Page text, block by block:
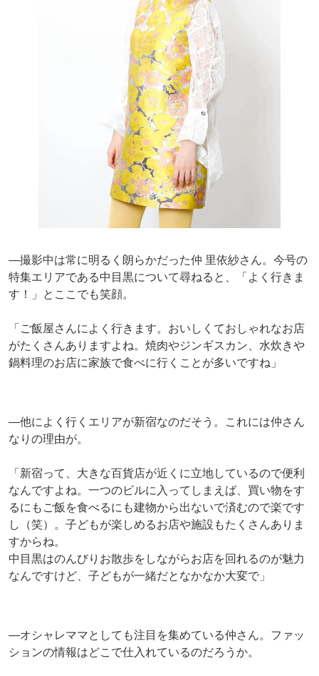
―撮影中は常に明るく朗らかだった仲 里依紗さん。今号の
特集エリアである中目黒について尋ねると、「よく行きま
す！」とここでも笑顔。
「ご飯屋さんによく行きます。おいしくておしゃれなお店
がたくさんありますよね。焼肉やジンギスカン、水炊きや
鍋料理のお店に家族で食べに行くことが多いですね」
―他によく行くエリアが新宿なのだそう。これには仲さん
なりの理由が。
「新宿って、大きな百貨店が近くに立地しているので便利
なんですよね。一つのビルに入ってしまえば、買い物をす
るにもご飯を食べるにも建物から出ないで済むので楽です
し（笑）。子どもが楽しめるお店や施設もたくさんありま
すからね。
中目黒はのんびりお散歩をしながらお店を回れるのが魅力
なんですけど、子どもが一緒だとなかなか大変で」
―オシャレママとしても注目を集めている仲さん。ファッ
ションの情報はどこで仕入れているのだろうか。